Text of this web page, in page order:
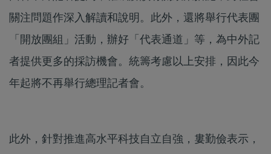
關注問題作深入解讀和說明。此外，還將舉行代表團
「開放團組」活動，辦好「代表通道」等，為中外記
者提供更多的採訪機會。統籌考慮以上安排，因此今
年起將不再舉行總理記者會。
此外，針對推進高水平科技自立自強，婁勤儉表示，